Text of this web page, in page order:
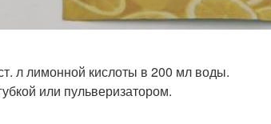
л лимонной кислоты в 200 мл воды.
или пульверизатором.